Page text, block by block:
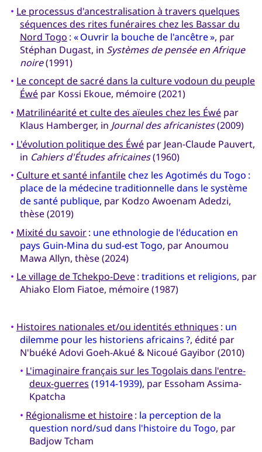
• Le processus d'ancestralisation à travers quelques
séquences des rites funéraires chez les Bassar du
Nord Togo : « Ouvrir la bouche de l'ancêtre », par
Stéphan Dugast, in Systèmes de pensée en Afrique
noire(1991)
• Le concept de sacré dans la culture vodoun du peuple
Éwépar Kossi Ekoue, mémoire (2021)
• Matrilinéarité et culte des aïeules chez les Éwépar
Klaus Hamberger, in Journal des africanistes(2009)
• L'évolution politique des Éwépar Jean-Claude Pauvert,
in Cahiers d'Études africaines(1960)
• Culture et santé infantilechez les Agotimés du Togo :
place de la médecine traditionnelle dans le système
de santé publique, par Kodzo Awoenam Adedzi,
thèse (2019)
• Mixité du savoir: une ethnologie de l'éducation en
pays Guin-Mina du sud-est Togo, par Anoumou
Mawa Allyn, thèse (2024)
• Le village de Tchekpo-Deve: traditions et religions, par
Ahiako Elom Fiatoe, mémoire (1987)
• Histoires nationales et/ou identités ethniques : un
dilemme pour les historiens africains ?, édité par
N'buéké Adovi Goeh-Akué & Nicoué Gayibor (2010)
• L'imaginaire français sur les Togolais dans l'entre-
deux-guerres (1914-1939), par Essoham Assima-
Kpatcha
• Régionalisme et histoire: la perception de la
question nord/sud dans l'histoire du Togo, par
Badjow Tcham